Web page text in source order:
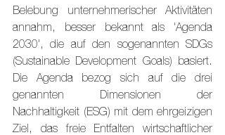
Belebung unternehmerischer Aktivitäten
annahm, besser bekannt als 'Agenda
2030', die auf den sogenannten SDGs
(Sustainable Development Goals) basiert.
Die Agenda bezog sich auf die drei
genannten Dimensionen der
Nachhaltigkeit (ESG) mit dem ehrgeizigen
Ziel, das freie Entfalten wirtschaftlicher